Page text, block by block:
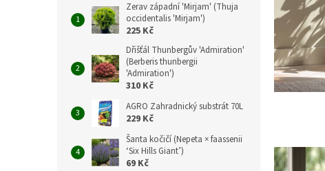
Zerav západní 'Mirjam' (Thuja
occidentalis 'Mirjam')
225 Kč
Dřišťál Thunbergův 'Admiration'
(Berberis thunbergii
'Admiration')
310 Kč
AGRO Zahradnický substrát 70L
229 Kč
Šanta kočičí (Nepeta × faassenii
‘Six Hills Giant’)
69 Kč